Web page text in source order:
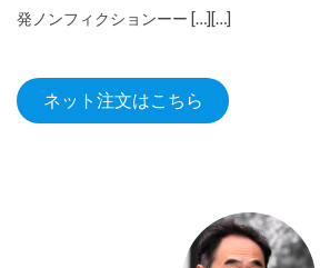
発ノンフィクションーー […][…]
ネット注文はこちら